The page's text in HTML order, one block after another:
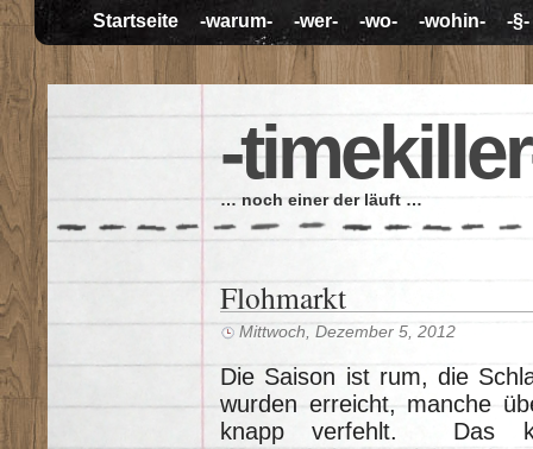
Startseite -warum- -wer- -wo- -wohin- -§-
-
… noch einer der läuft …
Flohmarkt
Mittwoch, Dezember 5, 2012
Die Saison ist rum, die
wurden erreicht, manche
knapp verfehlt. Das